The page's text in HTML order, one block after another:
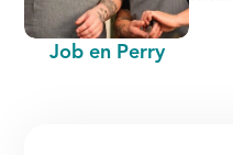
Job en Perry